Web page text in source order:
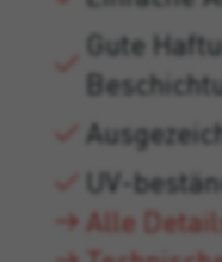
Gute
UV-
Alle